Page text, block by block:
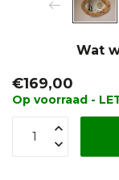
Wat
€169,00
Op voorraad -